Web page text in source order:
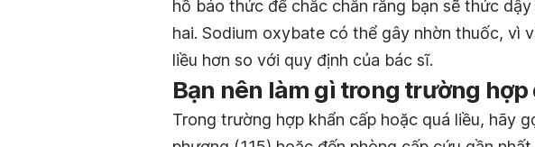
hồ báo thức để chắc chắn rằng bạn sẽ thức
hai. Sodium oxybate có thể gây nhờn thuốc, vì
liều hơn so với quy định của bác sĩ.
Bạn nên làm gì trong trường hợp
Trong trường hợp khẩn cấp hoặc quá liều, hãy